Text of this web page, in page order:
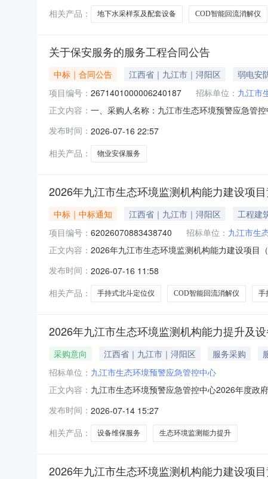
相关产品：
地下水采样泵及配套设备 COD智能回流消解仪
关于保安服务的服务工程合同公告
中标｜合同公告 江西省｜九江市｜浔阳区 弱电安
项目编号： 2671401000006240187 招标单位： 九江市
正文内容： 一、采购人名称：九江市生态环境预警应急管
务要求或标的基本概况：七、其它事项：无八
发布时间： 2026-07-16 22:57
相关产品：
物业安保服务
2026年九江市生态环境监测机构能力建设项
中标｜中标通知 江西省｜九江市｜浔阳区 工程建
项目编号： 62026070883438740 招标单位： 九江市生
正文内容： 2026年九江市生态环境监测机构能力建设项目
间：2026-07-0811:50-2026-07-1318:00二、
发布时间： 2026-07-16 11:58
相关产品：
手持式北斗定位仪 COD智能回流消解仪 手
2026年九江市生态环境监测机构能力提升及
采购意向 江西省｜九江市｜浔阳区 服务采购
招标单位： 九江市生态环境预警应急管控中心
正文内容： 九江市生态环境预警应急管控中心2026年度政
市生态环境监测机构能力提升及设备维保项目
购数量
发布时间： 2026-07-14 15:27
相关产品：
设备维保服务 生态环境监测能力提升
2026年九江市生态环境监测机构能力建设项